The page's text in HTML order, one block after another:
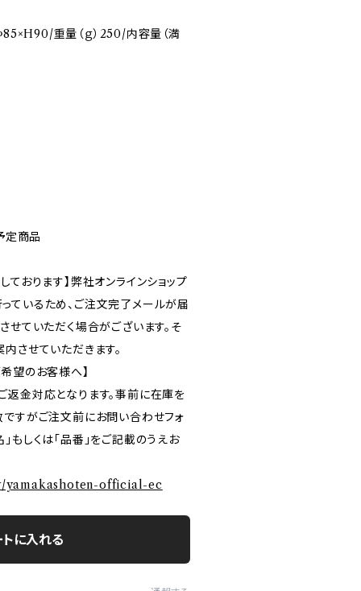
重量（ｇ）250/内容量（満
定商品
ております】弊社オンラインショップ
ているため、ご注文完了メールが届
せていただく場合がございます。そ
させていただきます。
望のお客様へ】
返金対応となります。事前に在庫を
ですがご注文前にお問い合わせフォ
もしくは「品番」をご記載のうえお
yamakashoten-official-ec
に入れる